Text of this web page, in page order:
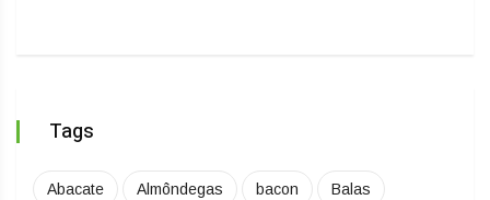
Tags
Abacate Almôndegas bacon Balas